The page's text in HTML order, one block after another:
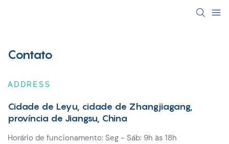
Contato
ADDRESS
Cidade de Leyu, cidade de Zhangjiagang,
província de Jiangsu, China
Horário de funcionamento: Seg - Sáb: 9h às 18h